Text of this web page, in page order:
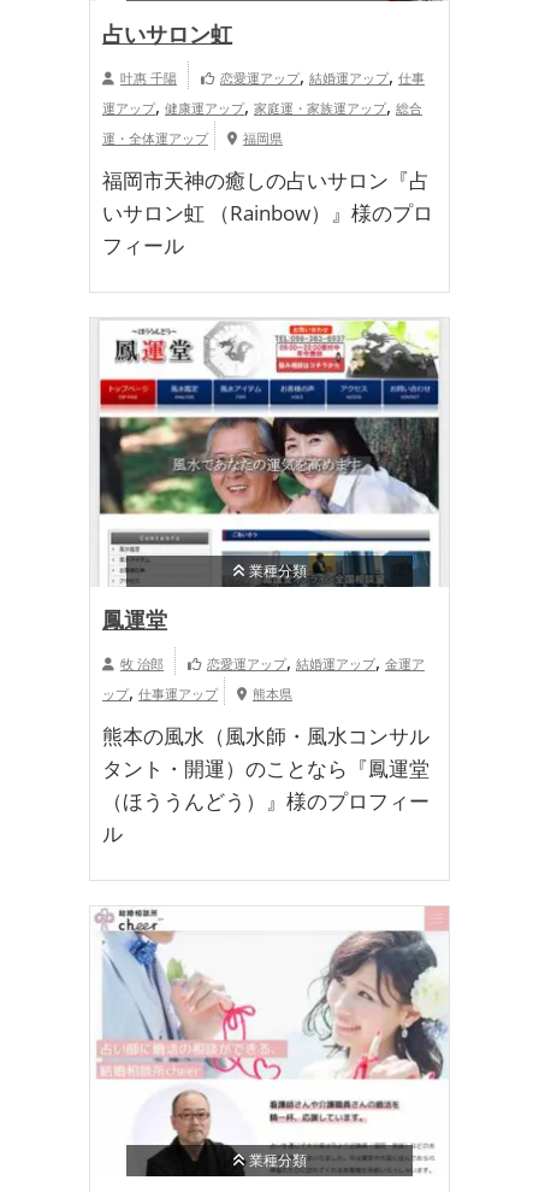
占いサロン虹
叶惠 千陽 恋愛運アップ, 結婚運アップ, 仕事
運アップ, 健康運アップ, 家庭運・家族運アップ, 総合
運・全体運アップ
福岡県
福岡市天神の癒しの占いサロン『占
いサロン虹 （Rainbow）』様のプロ
フィール
業種分類
鳳運堂
牧 治郎 恋愛運アップ, 結婚運アップ, 金運ア
ップ, 仕事運アップ 熊本県
熊本の風水（風水師・風水コンサル
タント・開運）のことなら『鳳運堂
（ほううんどう）』様のプロフィー
ル
業種分類